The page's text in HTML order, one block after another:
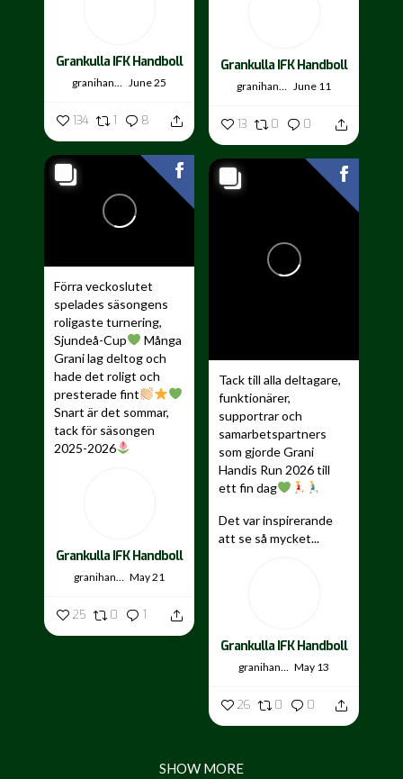
Grankulla IFK Handboll
granihandis June 25
134 1 8
Grankulla IFK Handboll
granihandis June 11
13 0 0
Förra veckoslutet
spelades säsongens
roligaste turnering,
Sjundeå-Cup
Många
Grani lag deltog och
hade det roligt och
presterade fint
Snart är det sommar,
tack för säsongen
2025-2026
Grankulla IFK Handboll
granihandis May 21
25 0 1
Tack till alla deltagare,
funktionärer,
supportrar och
samarbetspartners
som gjorde Grani
Handis Run 2026 till
ett fin dag
Det var inspirerande
att se så mycket...
Grankulla IFK Handboll
granihandis May 13
26 0 0
SHOW MORE